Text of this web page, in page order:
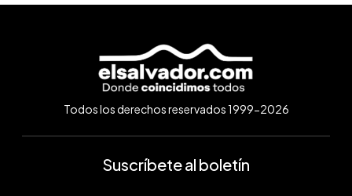
Todos los derechos reservados 1999-2026
Suscríbete al boletín